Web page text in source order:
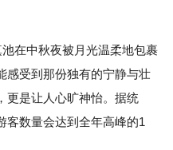
在中秋夜被月光温柔地包裹
感受到那份独有的宁静与壮
更是让人心旷神怡。据统
客数量会达到全年高峰的1